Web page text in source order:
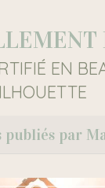
EN
publiés par